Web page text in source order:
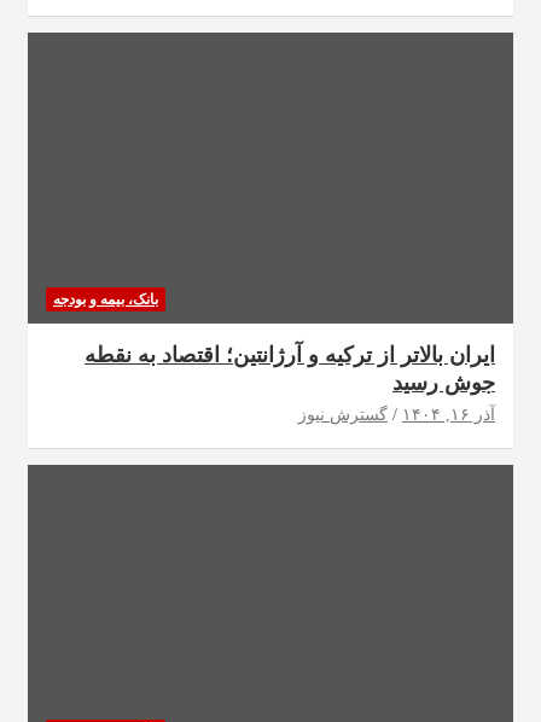
بانک، بیمه و بودجه
ایران بالاتر از ترکیه و آرژانتین؛ اقتصاد به نقطه
جوش رسید
آذر ۱۶, ۱۴۰۴ گسترش نیوز